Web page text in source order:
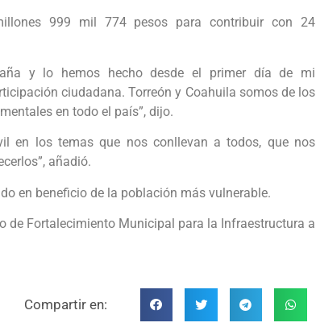
999 mil 774 pesos para contribuir con 24
y lo hemos hecho desde el primer día de mi
ciudadana. Torreón y Coahuila somos de los
en todo el país”, dijo.
en los temas que nos conllevan a todos, que nos
añadió.
en beneficio de la población más vulnerable.
de Fortalecimiento Municipal para la Infraestructura a
Compartir en: